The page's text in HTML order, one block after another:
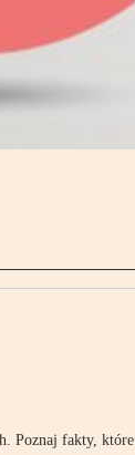
fakty, które